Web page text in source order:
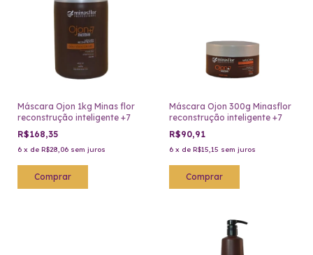
Máscara Ojon 1kg Minas flor
reconstrução inteligente +7
R$168,35
6 x de R$28,06 sem juros
Máscara Ojon 300g Minasflor
reconstrução inteligente +7
R$90,91
6 x de R$15,15 sem juros